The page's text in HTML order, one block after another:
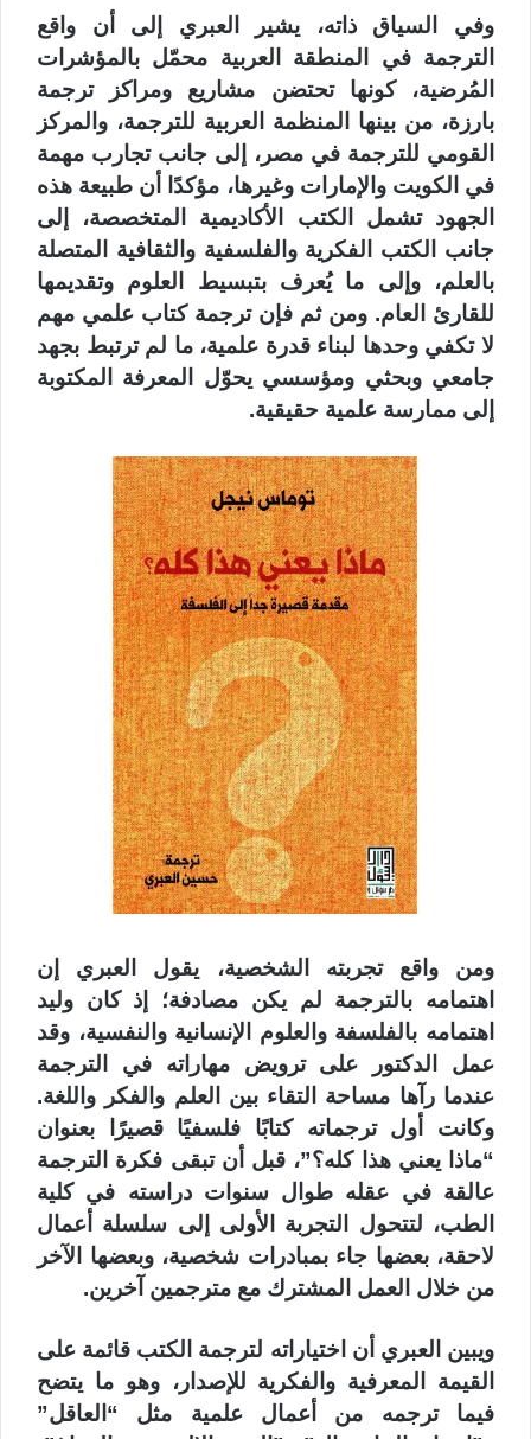
وفي السياق ذاته، يشير العبري إلى أن واقع
الترجمة في المنطقة العربية محمّل بالمؤشرات
المُرضية، كونها تحتضن مشاريع ومراكز ترجمة
بارزة، من بينها المنظمة العربية للترجمة، والمركز
القومي للترجمة في مصر، إلى جانب تجارب مهمة
في الكويت والإمارات وغيرها، مؤكدًا أن طبيعة هذه
الجهود تشمل الكتب الأكاديمية المتخصصة، إلى
جانب الكتب الفكرية والفلسفية والثقافية المتصلة
بالعلم، وإلى ما يُعرف بتبسيط العلوم وتقديمها
للقارئ العام. ومن ثم فإن ترجمة كتاب علمي مهم
لا تكفي وحدها لبناء قدرة علمية، ما لم ترتبط بجهد
جامعي وبحثي ومؤسسي يحوّل المعرفة المكتوبة
إلى ممارسة علمية حقيقية.
ومن واقع تجربته الشخصية، يقول العبري إن
اهتمامه بالترجمة لم يكن مصادفة؛ إذ كان وليد
اهتمامه بالفلسفة والعلوم الإنسانية والنفسية، وقد
عمل الدكتور على ترويض مهاراته في الترجمة
عندما رآها مساحة التقاء بين العلم والفكر واللغة.
وكانت أول ترجماته كتابًا فلسفيًا قصيرًا بعنوان
“ماذا يعني هذا كله؟”، قبل أن تبقى فكرة الترجمة
عالقة في عقله طوال سنوات دراسته في كلية
الطب، لتتحول التجربة الأولى إلى سلسلة أعمال
لاحقة، بعضها جاء بمبادرات شخصية، وبعضها الآخر
من خلال العمل المشترك مع مترجمين آخرين.
ويبين العبري أن اختياراته لترجمة الكتب قائمة على
القيمة المعرفية والفكرية للإصدار، وهو ما يتضح
فيما ترجمه من أعمال علمية مثل “العاقل”